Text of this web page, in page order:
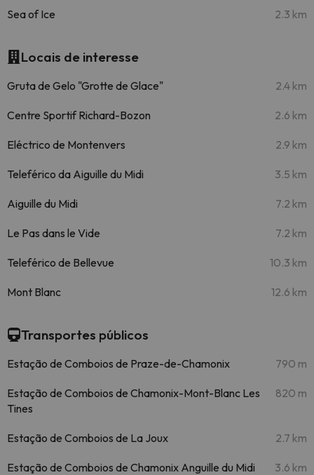
Sea of Ice 2.3 km
Locais de interesse
Gruta de Gelo "Grotte de Glace" 2.4 km
Centre Sportif Richard-Bozon 2.6 km
Eléctrico de Montenvers 2.9 km
Teleférico da Aiguille du Midi 3.5 km
Aiguille du Midi 7.2 km
Le Pas dans le Vide 7.2 km
Teleférico de Bellevue 10.3 km
Mont Blanc 12.6 km
Transportes públicos
Estação de Comboios de Praze-de-Chamonix 790 m
Estação de Comboios de Chamonix-Mont-Blanc Les
Tines
820 m
Estação de Comboios de La Joux 2.7 km
Estação de Comboios de Chamonix Anguille du Midi 3.6 km